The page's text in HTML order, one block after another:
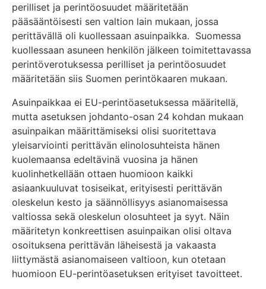
perilliset ja perintöosuudet määritetään
pääsääntöisesti sen valtion lain mukaan, jossa
perittävällä oli kuollessaan asuinpaikka. Suomessa
kuollessaan asuneen henkilön jälkeen toimitettavassa
perintöverotuksessa perilliset ja perintöosuudet
määritetään siis Suomen perintökaaren mukaan.
Asuinpaikkaa ei EU-perintöasetuksessa määritellä,
mutta asetuksen johdanto-osan 24 kohdan mukaan
asuinpaikan määrittämiseksi olisi suoritettava
yleisarviointi perittävän elinolosuhteista hänen
kuolemaansa edeltävinä vuosina ja hänen
kuolinhetkellään ottaen huomioon kaikki
asiaankuuluvat tosiseikat, erityisesti perittävän
oleskelun kesto ja säännöllisyys asianomaisessa
valtiossa sekä oleskelun olosuhteet ja syyt. Näin
määritetyn konkreettisen asuinpaikan olisi oltava
osoituksena perittävän läheisestä ja vakaasta
liittymästä asianomaiseen valtioon, kun otetaan
huomioon EU-perintöasetuksen erityiset tavoitteet.